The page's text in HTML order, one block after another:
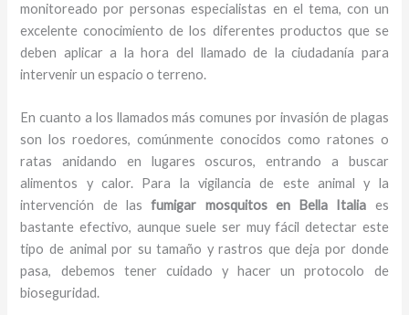
monitoreado por personas especialistas en el tema, con un
excelente conocimiento de los diferentes productos que se
deben aplicar a la hora del llamado de la ciudadanía para
intervenir un espacio o terreno.
En cuanto a los llamados más comunes por invasión de plagas
son los roedores, comúnmente conocidos como ratones o
ratas anidando en lugares oscuros, entrando a buscar
alimentos y calor. Para la vigilancia de este animal y la
intervención de lasfumigar mosquitos en Bella Italia es
bastante efectivo, aunque suele ser muy fácil detectar este
tipo de animal por su tamaño y rastros que deja por donde
pasa, debemos tener cuidado y hacer un protocolo de
bioseguridad.